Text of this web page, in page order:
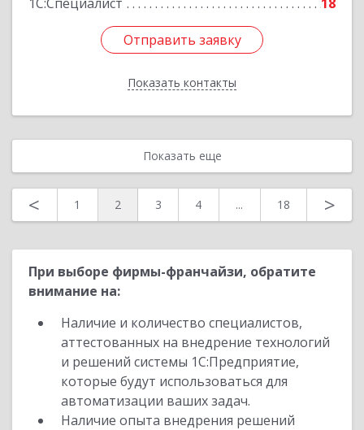
Отправить заявку
Показать контакты
Отправить заявку
Назад
Показать еще
< 1 2 3 4 ... 18 >
При выборе фирмы-франчайзи, обратите
внимание на:
Наличие и количество специалистов,
аттестованных на внедрение технологий
и решений системы 1С:Предприятие,
которые будут использоваться для
автоматизации ваших задач.
Наличие опыта внедрения решений